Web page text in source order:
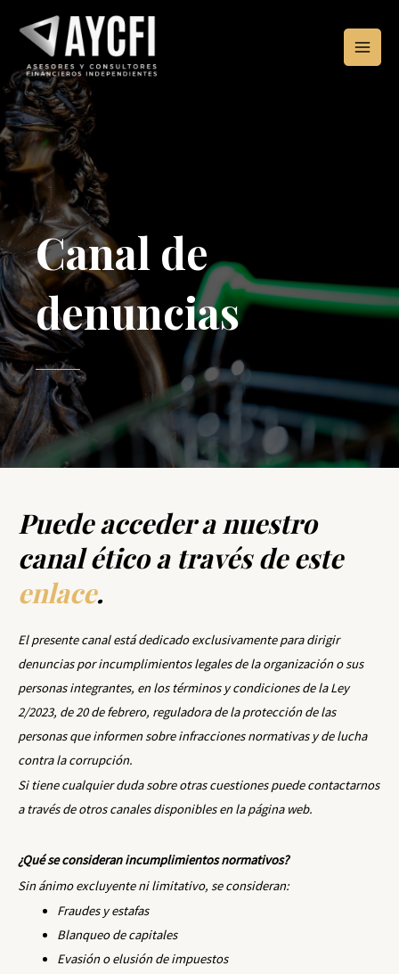
contenido
Canal de
denuncias
Puede acceder a nuestro
canal ético a través de este
enlace.
El presente canal está dedicado exclusivamente para dirigir
denuncias por incumplimientos legales de la organización o sus
personas integrantes, en los términos y condiciones de la Ley
2/2023, de 20 de febrero, reguladora de la protección de las
personas que informen sobre infracciones normativas y de lucha
contra la corrupción.
Si tiene cualquier duda sobre otras cuestiones puede contactarnos
a través de otros canales disponibles en la página web.
¿Qué se consideran incumplimientos normativos?
Sin ánimo excluyente ni limitativo, se consideran:
Fraudes y estafas
Blanqueo de capitales
Evasión o elusión de impuestos